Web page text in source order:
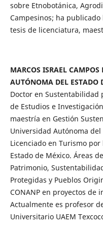
sobre Etnobotánica,
Campesinos; ha
tesis de licenciatura,
MARCOS ISRAEL
AUTÓNOMA DEL ESTADO
Doctor en Sustentabilidad
de Estudios e
maestría en Gestión
Universidad Autónoma
Licenciado en Turismo
Estado de México. Áreas
Patrimonio,
Protegidas y Pueblos
CONANP en proyectos
Actualmente es profesor
Universitario UAEM